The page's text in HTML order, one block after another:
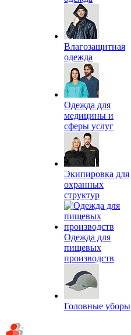
Влагозащитная
одежда
Одежда для
медицины и
сферы услуг
Экипировка для
охранных
структур
Одежда для
пищевых
производств
Головные уборы